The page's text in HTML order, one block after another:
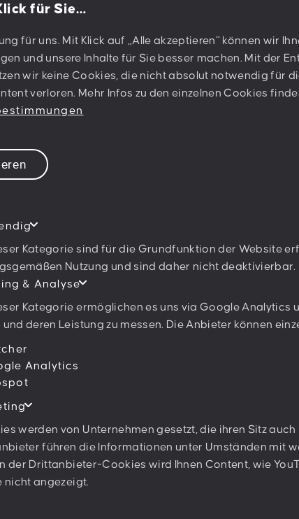
für Sie…
für uns. Mit Klick auf „Alle akzeptieren“ können wir
und unsere Inhalte für Sie besser machen. Mit der
wir keine Cookies, die nicht absolut notwendig für
verloren. Mehr Infos zu den einzelnen Cookies
Kategorie sind für die Grundfunktion der Website
Nutzung und sind daher nicht deaktivierbar.
& Analyse
Kategorie ermöglichen es uns via Google Analytics
deren Leistung zu messen. Die Anbieter können
Analytics
werden von Unternehmen gesetzt, die ihren Sitz
führen die Informationen unter Umständen mit
der Drittanbieter-Cookies wird Ihnen Content, wie
nicht angezeigt.
PESCHKE DESIGN
A-1180 Wien